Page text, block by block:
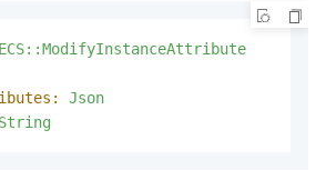
Json
String